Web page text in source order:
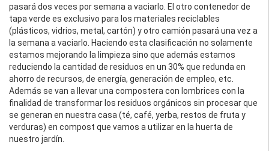
pasará dos veces por semana a vaciarlo. El otro contenedor de
tapa verde es exclusivo para los materiales reciclables
(plásticos, vidrios, metal, cartón) y otro camión pasará una vez a
la semana a vaciarlo. Haciendo esta clasificación no solamente
estamos mejorando la limpieza sino que además estamos
reduciendo la cantidad de residuos en un 30% que redunda en
ahorro de recursos, de energía, generación de empleo, etc.
Además se van a llevar una compostera con lombrices con la
finalidad de transformar los residuos orgánicos sin procesar que
se generan en nuestra casa (té, café, yerba, restos de fruta y
verduras) en compost que vamos a utilizar en la huerta de
nuestro jardín.